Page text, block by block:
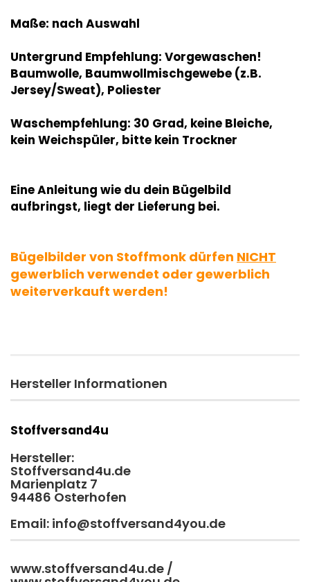
Maße: nach Auswahl
Untergrund Empfehlung: Vorgewaschen!
Baumwolle, Baumwollmischgewebe (z.B.
Jersey/Sweat), Poliester
Waschempfehlung: 30 Grad, keine Bleiche,
kein Weichspüler, bitte kein Trockner
Eine Anleitung wie du dein Bügelbild
aufbringst, liegt der Lieferung bei.
Bügelbilder von Stoffmonk dürfen NICHT
gewerblich verwendet oder gewerblich
weiterverkauft werden!
Hersteller Informationen
Stoffversand4u
Hersteller:
Stoffversand4u.de
Marienplatz 7
94486 Osterhofen
Email: info@stoffversand4you.de
www.stoffversand4u.de /